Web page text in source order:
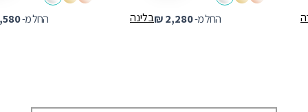
החל מ- בלינה החל מ- ₪2,280